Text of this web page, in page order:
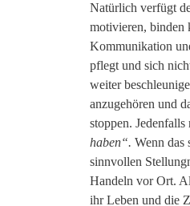
Natürlich verfügt
motivieren, binden
Kommunikation
pflegt und sich
weiter
anzugehören und
stoppen.
haben“. Wenn das
sinnvollen
Handeln vor Ort.
ihr Leben und die